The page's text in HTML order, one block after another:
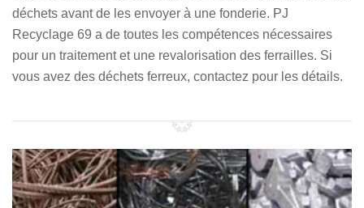
déchets avant de les envoyer à une fonderie. PJ
Recyclage 69 a de toutes les compétences nécessaires
pour un traitement et une revalorisation des ferrailles. Si
vous avez des déchets ferreux, contactez pour les détails.